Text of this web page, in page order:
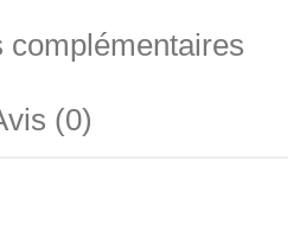
complémentaires
(0)